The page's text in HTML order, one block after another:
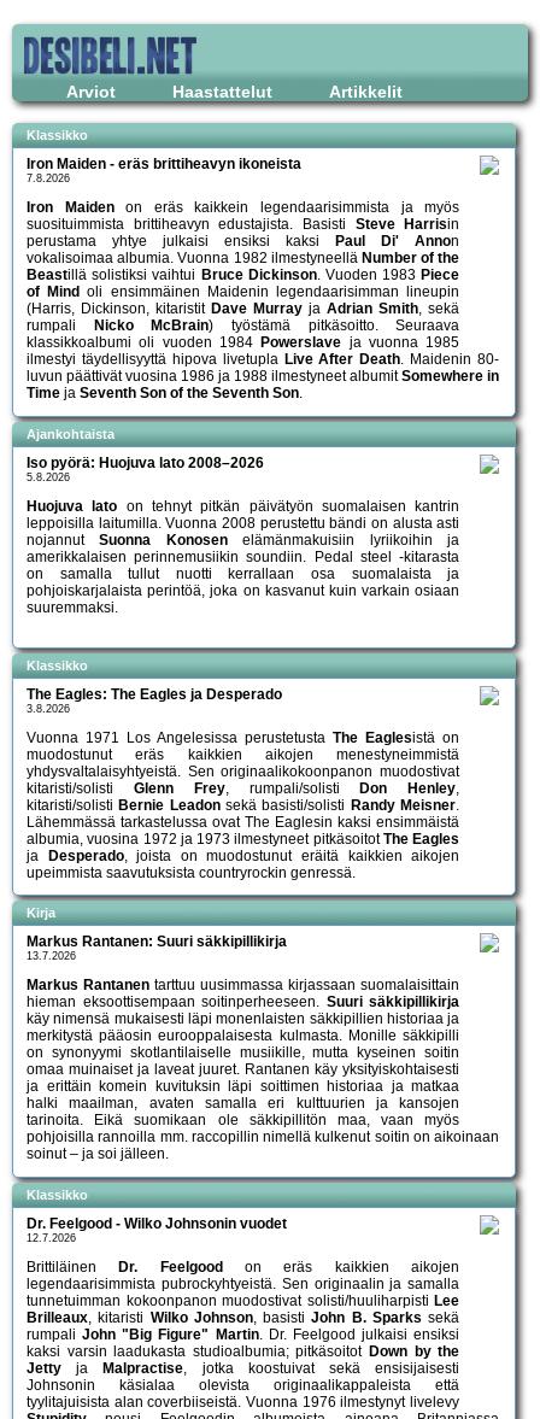
Arviot Haastattelut Artikkelit
Klassikko
Iron Maiden - eräs brittiheavyn ikoneista
7.8.2026
Iron Maidenon eräs kaikkein legendaarisimmista ja myös
suosituimmista brittiheavyn edustajista. Basisti Steve Harrisin
perustama yhtye julkaisi ensiksi kaksi
Paul Di' Annon
vokalisoimaa albumia. Vuonna 1982 ilmestyneellä Number of the
Beastillä solistiksi vaihtui Bruce Dickinson. Vuoden 1983 Piece
of Mind oli ensimmäinen Maidenin legendaarisimman lineupin
(Harris, Dickinson, kitaristit Dave Murray jaAdrian Smith, sekä
rumpali
Nicko McBrain) työstämä pitkäsoitto. Seuraava
klassikkoalbumi oli vuoden 1984 Powerslave ja vuonna 1985
ilmestyi täydellisyyttä hipova livetupla Live After Death. Maidenin 80-
luvun päättivät vuosina 1986 ja 1988 ilmestyneet albumitSomewhere in
Time ja Seventh Son of the Seventh Son.
Ajankohtaista
Iso pyörä: Huojuva lato 2008–2026
5.8.2026
Huojuva lato on tehnyt pitkän päivätyön suomalaisen kantrin
leppoisilla laitumilla. Vuonna 2008 perustettu bändi on alusta asti
nojannutSuonna Konosenelämänmakuisiin lyriikoihin ja
amerikkalaisen perinnemusiikin soundiin. Pedal steel -kitarasta
on samalla tullut nuotti kerrallaan osa suomalaista ja
pohjoiskarjalaista perintöä, joka on kasvanut kuin varkain osiaan
suuremmaksi.
Klassikko
The Eagles: The Eagles ja Desperado
3.8.2026
Vuonna 1971 Los Angelesissa perustetustaThe Eaglesistä on
muodostunut eräs kaikkien aikojen menestyneimmistä
yhdysvaltalaisyhtyeistä. Sen originaalikokoonpanon muodostivat
kitaristi/solisti Glenn Frey, rumpali/solistiDon Henley
kitaristi/solistiBernie Leadonsekä basisti/solisti Randy Meisner
Lähemmässä tarkastelussa ovat The Eaglesin kaksi ensimmäistä
albumia, vuosina 1972 ja 1973 ilmestyneet pitkäsoitotThe Eagles
ja Desperado, joista on muodostunut eräitä kaikkien aikojen
upeimmista saavutuksista countryrockin genressä.
Kirja
Markus Rantanen: Suuri säkkipillikirja
13.7.2026
Markus Rantanen tarttuu uusimmassa kirjassaan suomalaisittain
hieman eksoottisempaan soitinperheeseen. Suuri säkkipillikirja
käy nimensä mukaisesti läpi monenlaisten säkkipillien historiaa ja
merkitystä pääosin eurooppalaisesta kulmasta. Monille säkkipilli
on synonyymi skotlantilaiselle musiikille, mutta kyseinen soitin
omaa muinaiset ja laveat juuret. Rantanen käy yksityiskohtaisesti
ja erittäin komein kuvituksin läpi soittimen historiaa ja matkaa
halki maailman, avaten samalla eri kulttuurien ja kansojen
tarinoita. Eikä suomikaan ole säkkipillitön maa, vaan myös
pohjoisilla rannoilla mm. raccopillin nimellä kulkenut soitin on aikoinaan
soinut – ja soi jälleen.
Klassikko
Dr. Feelgood - Wilko Johnsonin vuodet
12.7.2026
Brittiläinen Dr. Feelgood
on eräs kaikkien aikojen
legendaarisimmista pubrockyhtyeistä. Sen originaalin ja samalla
tunnetuimman kokoonpanon muodostivat solisti/huuliharpisti Lee
Brilleaux, kitaristi Wilko Johnson, basistiJohn B. Sparks sekä
rumpaliJohn "Big Figure" Martin. Dr. Feelgood julkaisi ensiksi
kaksi varsin laadukasta studioalbumia; pitkäsoitot Down by the
Jetty ja Malpractise, jotka koostuivat sekä ensisijaisesti
Johnsonin käsialaa olevista originaalikappaleista että
tyylitajuisista alan coverbiiseistä. Vuonna 1976 ilmestynyt livelevy